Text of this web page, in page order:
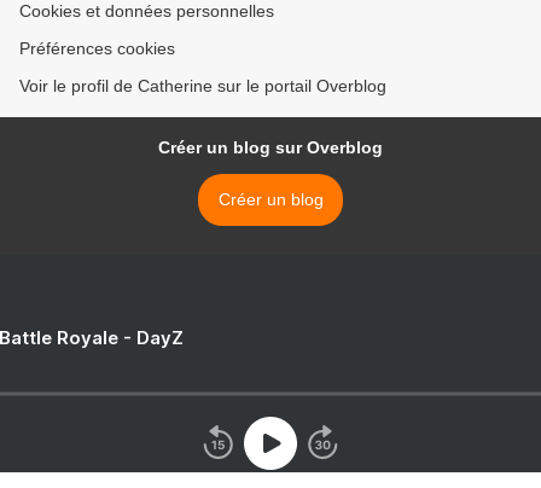
Cookies et données personnelles
Préférences cookies
Voir le profil de Catherine sur le portail Overblog
Créer un blog sur Overblog
Créer un blog
Royale - DayZ